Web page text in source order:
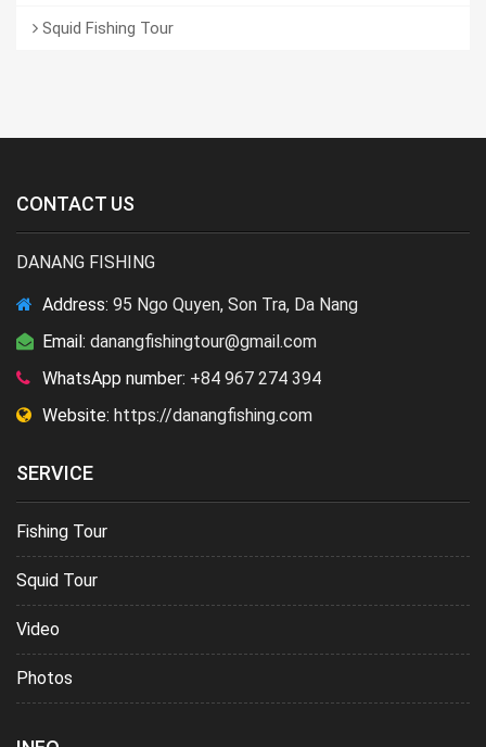
Squid Fishing Tour
CONTACT US
DANANG FISHING
Address: 95 Ngo Quyen, Son Tra, Da Nang
Email: danangfishingtour@gmail.com
WhatsApp number: +84 967 274 394
Website: https://danangfishing.com
SERVICE
Fishing Tour
Squid Tour
Video
Photos